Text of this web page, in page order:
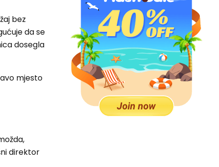
bez
da se
dosegla
mjesto
direktor